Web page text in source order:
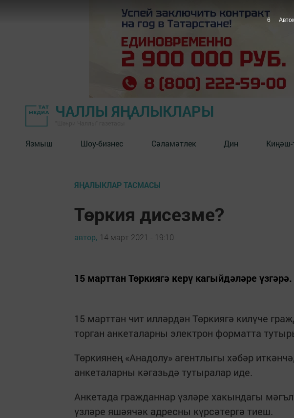
ЧАЛЛЫ ЯҢАЛЫКЛАРЫ
Язмыш Шоу-бизнес Сәламәтлек Дин
ЯҢАЛЫКЛАР ТАСМАСЫ
Төркия дисезме?
автор, 14 март 2021 - 19:10
15 марттан Төркиягә керү кагыйдәләре үзгәрә.
15 марттан чит илләрдән Төркиягә килүче
торган анкеталарны электрон форматта
Төркиянең «Анадолу» агентлыгы хәбәр
анкеталарны кәгазьдә тутыралар иде.
Анкетада гражданнар үзләре хакындагы
үзләре яшәячәк адресны күрсәтергә тиеш.
5